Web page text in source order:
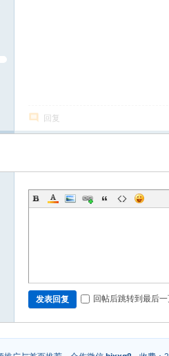
回复
发表回复 回帖后跳转到最后